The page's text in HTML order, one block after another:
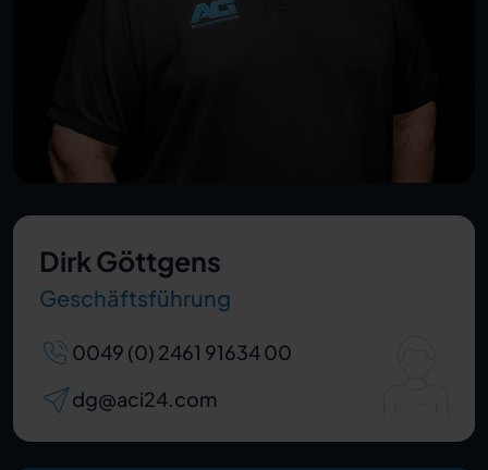
Dirk Göttgens
Geschäftsführung
0049 (0) 2461 91634 00
dg@aci24.com